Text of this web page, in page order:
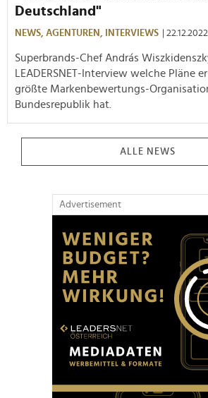
Deutschland"
NEWS, AGENTUREN, INTERVIEWS | 22.12.2022
Superbrands-Chef András
LEADERSNET-Interview welche Pläne
größte Markenbewertungs-
Bundesrepublik hat.
ALLE NEWS
Advertisement